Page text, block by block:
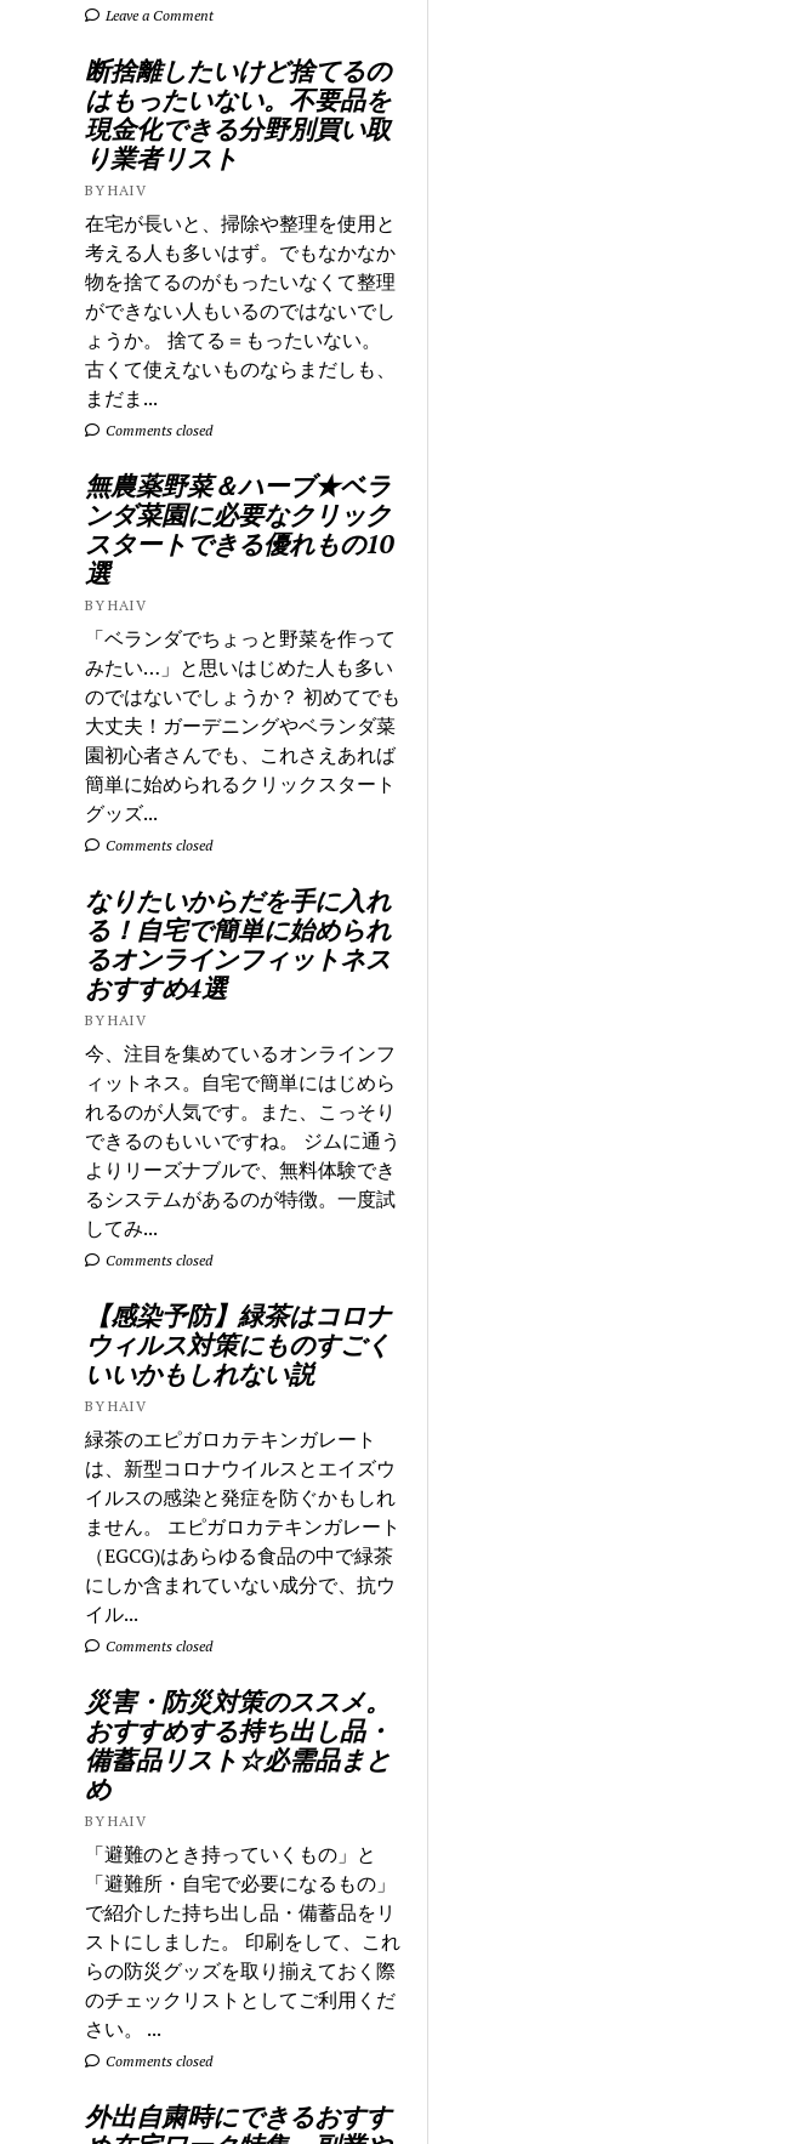
Leave a Comment
断捨離したいけど捨てるの
はもったいない。不要品を
現金化できる分野別買い取
り業者リスト
BY HAIV
在宅が長いと、掃除や整理を使用と
考える人も多いはず。でもなかなか
物を捨てるのがもったいなくて整理
ができない人もいるのではないでし
ょうか。 捨てる＝もったいない。
古くて使えないものならまだしも、
まだま...
Comments closed
無農薬野菜＆ハーブ★ベラ
ンダ菜園に必要なクリック
スタートできる優れもの10
選
BY HAIV
「ベランダでちょっと野菜を作って
みたい…」と思いはじめた人も多い
のではないでしょうか？ 初めてでも
大丈夫！ガーデニングやベランダ菜
園初心者さんでも、これさえあれば
簡単に始められるクリックスタート
グッズ...
Comments closed
なりたいからだを手に入れ
る！自宅で簡単に始められ
るオンラインフィットネス
おすすめ4選
BY HAIV
今、注目を集めているオンラインフ
ィットネス。自宅で簡単にはじめら
れるのが人気です。また、こっそり
できるのもいいですね。 ジムに通う
よりリーズナブルで、無料体験でき
るシステムがあるのが特徴。一度試
してみ...
Comments closed
【感染予防】緑茶はコロナ
ウィルス対策にものすごく
いいかもしれない説
BY HAIV
緑茶のエピガロカテキンガレート
は、新型コロナウイルスとエイズウ
イルスの感染と発症を防ぐかもしれ
ません。 エピガロカテキンガレート
（EGCG)はあらゆる食品の中で緑茶
にしか含まれていない成分で、抗ウ
イル...
Comments closed
災害・防災対策のススメ。
おすすめする持ち出し品・
備蓄品リスト☆必需品まと
め
BY HAIV
「避難のとき持っていくもの」と
「避難所・自宅で必要になるもの」
で紹介した持ち出し品・備蓄品をリ
ストにしました。 印刷をして、これ
らの防災グッズを取り揃えておく際
のチェックリストとしてご利用くだ
さい。 ...
Comments closed
外出自粛時にできるおすす